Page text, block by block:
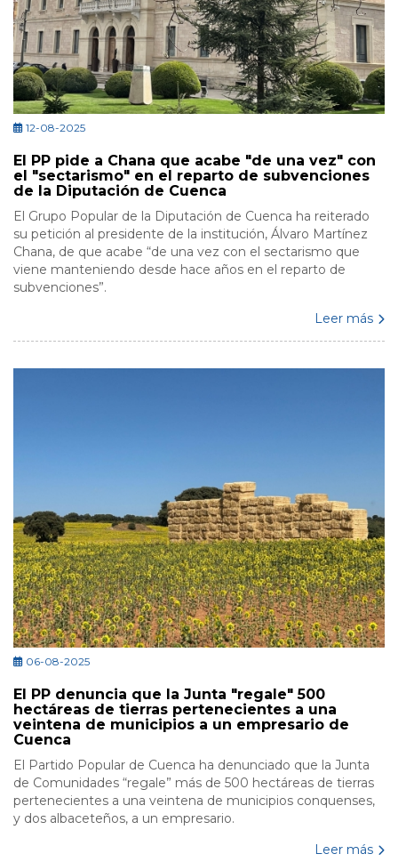
12-08-2025
El PP pide a Chana que acabe "de una vez" con
el "sectarismo" en el reparto de subvenciones
de la Diputación de Cuenca
El Grupo Popular de la Diputación de Cuenca ha reiterado
su petición al presidente de la institución, Álvaro Martínez
Chana, de que acabe “de una vez con el sectarismo que
viene manteniendo desde hace años en el reparto de
subvenciones”.
Leer más
06-08-2025
El PP denuncia que la Junta "regale" 500
hectáreas de tierras pertenecientes a una
veintena de municipios a un empresario de
Cuenca
El Partido Popular de Cuenca ha denunciado que la Junta
de Comunidades “regale” más de 500 hectáreas de tierras
pertenecientes a una veintena de municipios conquenses,
y dos albaceteños, a un empresario.
Leer más